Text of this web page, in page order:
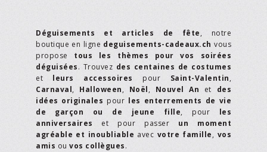
Déguisements et articles de fête, notre
boutique en ligne deguisements-cadeaux.ch vous
propose tous les thèmes pour vos soirées
déguisées. Trouvez des centaines de costumes
et leurs accessoires pour Saint-Valentin,
Carnaval, Halloween, Noël, Nouvel An et des
idées originales pour les enterrements de vie
de garçon ou de jeune fille, pour les
anniversaires et pour passer un moment
agréable et inoubliable avec votre famille, vos
amis ou vos collègues.